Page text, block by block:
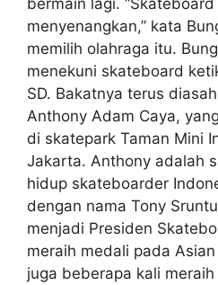
menyenangkan,” kata
memilih olahraga itu.
menekuni skateboard
SD. Bakatnya terus
Anthony Adam Caya,
di skatepark Taman Mini
Jakarta. Anthony adalah
hidup skateboarder
dengan nama Tony
menjadi Presiden
meraih medali pada
juga beberapa kali